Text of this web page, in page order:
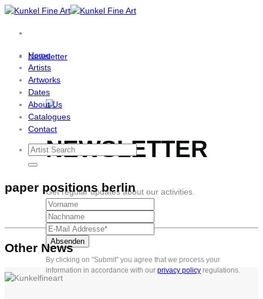
Skip
content
Newsletter
NEWSLETTER
Get regular updates about our activities.
By clicking on "Submit" you agree that we process your
information in accordance with our privacy policy regulations.
Home
Artists
Artworks
Dates
About Us
Catalogues
Contact
paper positions berlin
Other News